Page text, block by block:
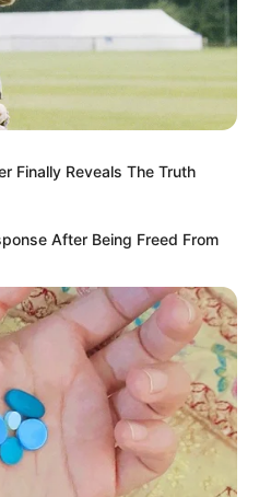
Finally Reveals The Truth
After Being Freed From